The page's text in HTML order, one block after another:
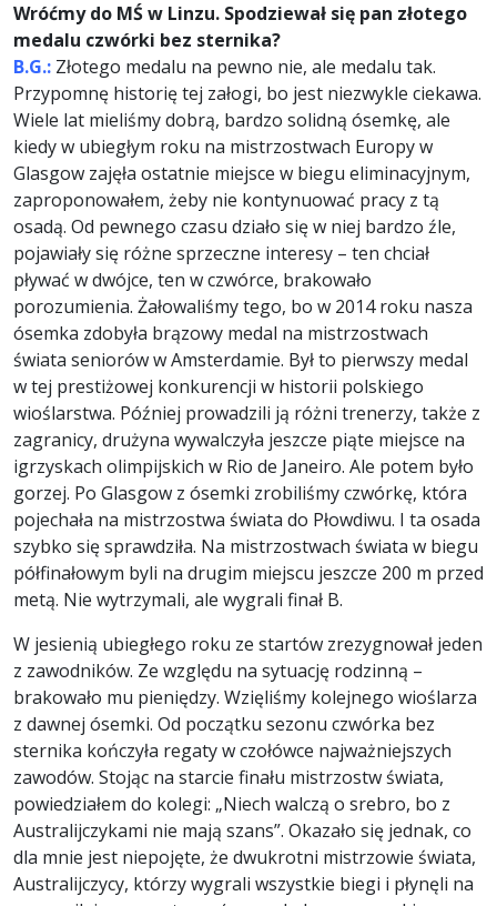
Wróćmy do MŚ w Linzu. Spodziewał się pan złotego
medalu czwórki bez sternika?
B.G.: Złotego medalu na pewno nie, ale medalu tak.
Przypomnę historię tej załogi, bo jest niezwykle ciekawa.
Wiele lat mieliśmy dobrą, bardzo solidną ósemkę, ale
kiedy w ubiegłym roku na mistrzostwach Europy w
Glasgow zajęła ostatnie miejsce w biegu eliminacyjnym,
zaproponowałem, żeby nie kontynuować pracy z tą
osadą. Od pewnego czasu działo się w niej bardzo źle,
pojawiały się różne sprzeczne interesy – ten chciał
pływać w dwójce, ten w czwórce, brakowało
porozumienia. Żałowaliśmy tego, bo w 2014 roku nasza
ósemka zdobyła brązowy medal na mistrzostwach
świata seniorów w Amsterdamie. Był to pierwszy medal
w tej prestiżowej konkurencji w historii polskiego
wioślarstwa. Później prowadzili ją różni trenerzy, także z
zagranicy, drużyna wywalczyła jeszcze piąte miejsce na
igrzyskach olimpijskich w Rio de Janeiro. Ale potem było
gorzej. Po Glasgow z ósemki zrobiliśmy czwórkę, która
pojechała na mistrzostwa świata do Płowdiwu. I ta osada
szybko się sprawdziła. Na mistrzostwach świata w biegu
półfinałowym byli na drugim miejscu jeszcze 200 m przed
metą. Nie wytrzymali, ale wygrali finał B.
W jesienią ubiegłego roku ze startów zrezygnował jeden
z zawodników. Ze względu na sytuację rodzinną –
brakowało mu pieniędzy. Wzięliśmy kolejnego wioślarza
z dawnej ósemki. Od początku sezonu czwórka bez
sternika kończyła regaty w czołówce najważniejszych
zawodów. Stojąc na starcie finału mistrzostw świata,
powiedziałem do kolegi: „Niech walczą o srebro, bo z
Australijczykami nie mają szans”. Okazało się jednak, co
dla mnie jest niepojęte, że dwukrotni mistrzowie świata,
Australijczycy, którzy wygrali wszystkie biegi i płynęli na